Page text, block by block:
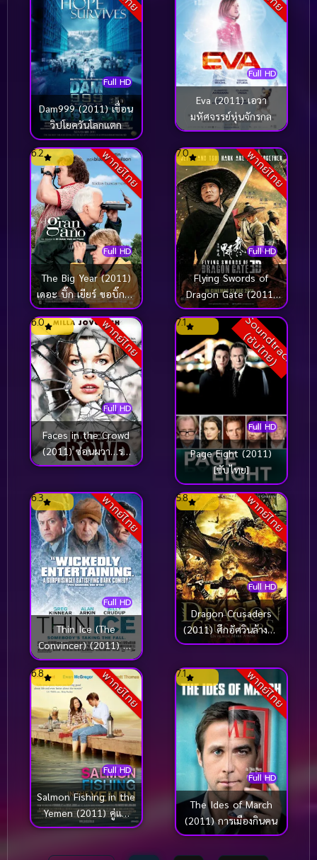
Full HD
Dam999 (2011) เขื่อน
วิปโยควันโลกแตก
Full HD
Eva (2011) เอวา
มหัศจรรย์หุ่นจักรกล
พากย์ไทย
Full HD
6.2
The Big Year (2011)
เดอะ บิ๊ก เยียร์ ขอบิ๊กสัก
ปีนะ
พากย์ไทย
Full HD
7.0
Flying Swords of
Dragon Gate (2011)
พยัคฆ์ตะลุยพยัคฆ์
พากย์ไทย
Full HD
6.0
Faces in the Crowd
(2011) ซ่อนผวา…รอ
เชือด
S
o
u
n
d
t
r
a
c
k
(
ซั
บ
ไ
ท
ย
)
Full HD
7.1
Page Eight (2011)
[ซับไทย]
พากย์ไทย
Full HD
6.3
Thin Ice (The
Convincer) (2011) กล
เกมอาชญากรรมต้มลวง
ฝัน
พากย์ไทย
Full HD
5.8
Dragon Crusaders
(2011) ศึกอัศวินล้างคำ
สาปมังกร
พากย์ไทย
Full HD
6.8
Salmon Fishing in the
Yemen (2011) คู่แท้
หัวใจติดเบ็ด
พากย์ไทย
Full HD
7.1
The Ides of March
(2011) การเมืองกินคน